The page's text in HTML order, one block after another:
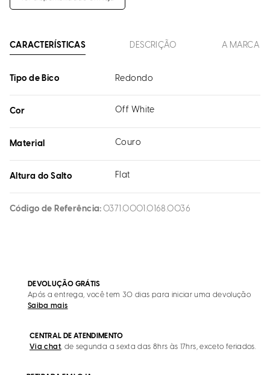
CARACTERÍSTICAS DESCRIÇÃO A MARCA
Tipo de Bico Redondo
Cor Off White
Material Couro
Altura do Salto Flat
Código de Referência 0371.0001.0168.0036
DEVOLUÇÃO GRÁTIS
Após a entrega, você tem 30 dias para iniciar uma devolução
Saiba mais
CENTRAL DE ATENDIMENTO
Via chat, de segunda a sexta das 8hrs às 17hrs, exceto feriados.